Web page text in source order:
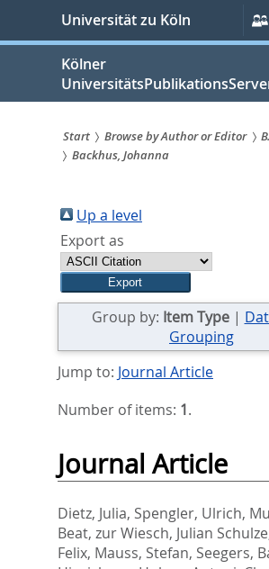
springen
Universität zu Köln
Kölner
Sie
sind
hier:
Start Browse by Author or Editor
Backhus, Johanna
Up a level
Export as
Group by: Item Type|
Grouping
Jump to: Journal Article
Number of items: 1.
Journal Article
Dietz, Julia, Spengler, Ulrich,
Beat, zur Wiesch, Julian Schulze
Felix, Mauss, Stefan, Seegers,